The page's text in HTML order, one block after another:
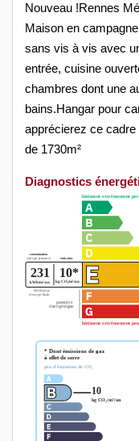
Nouveau !Rennes
Maison en
sans vis à vis avec
entrée, cuisine
chambres dont une
bains.Hangar pour
apprécierez ce
de 1730m²
Diagnostics